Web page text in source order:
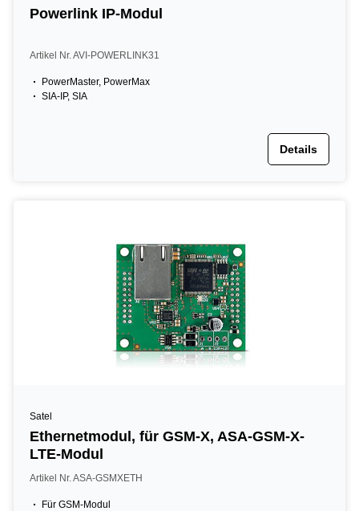
Powerlink IP-Modul
Artikel Nr. AVI-POWERLINK31
PowerMaster, PowerMax
SIA-IP, SIA
Details
Satel
Ethernetmodul, für GSM-X, ASA-GSM-X-
LTE-Modul
Artikel Nr. ASA-GSMXETH
Für GSM-Modul